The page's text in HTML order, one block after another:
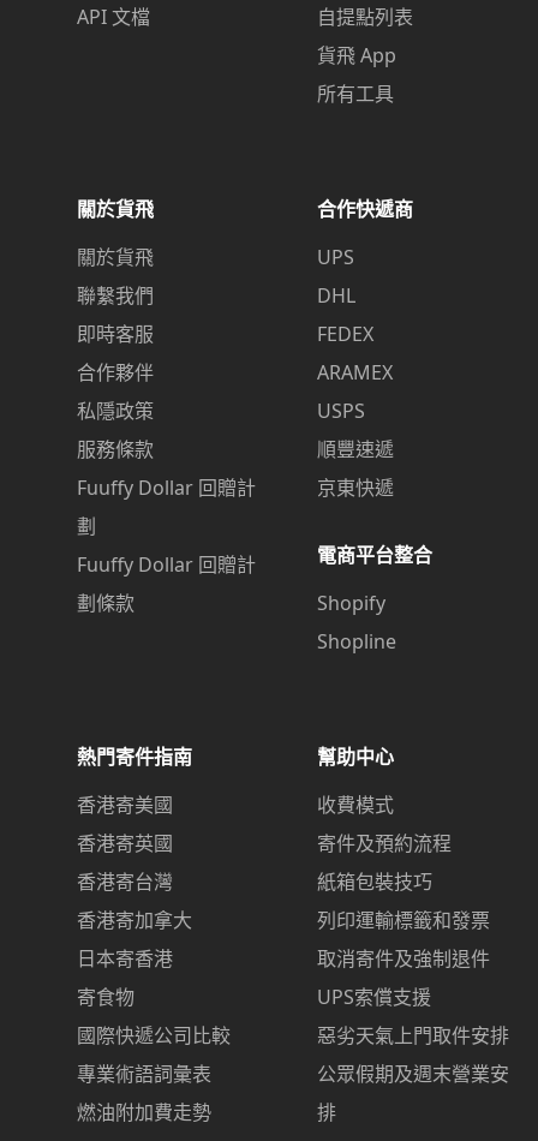
API 文檔
自提點列表
貨飛 App
所有工具
關於貨飛
關於貨飛
聯繫我們
即時客服
合作夥伴
私隱政策
服務條款
Fuuffy Dollar 回贈計
劃
Fuuffy Dollar 回贈計
劃條款
合作快遞商
UPS
DHL
FEDEX
ARAMEX
USPS
順豐速遞
京東快遞
電商平台整合
Shopify
Shopline
熱門寄件指南
香港寄美國
香港寄英國
香港寄台灣
香港寄加拿大
日本寄香港
寄食物
國際快遞公司比較
專業術語詞彙表
燃油附加費走勢
幫助中心
收費模式
寄件及預約流程
紙箱包裝技巧
列印運輸標籤和發票
取消寄件及強制退件
UPS索償支援
惡劣天氣上門取件安排
公眾假期及週末營業安
排